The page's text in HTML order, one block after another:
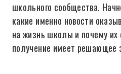
школьного сообщества.
какие именно новости
на жизнь школы и почему их
получение имеет решающее